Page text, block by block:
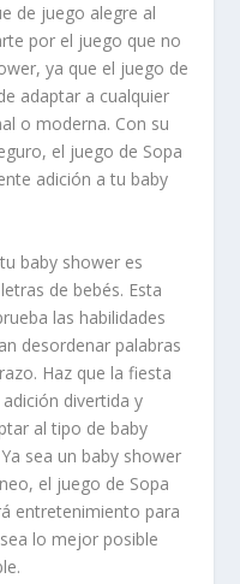
de juego alegre al
por el juego que no
ya que el juego de
adaptar a cualquier
o moderna. Con su
el juego de Sopa
adición a tu baby
baby shower es
de bebés. Esta
las habilidades
desordenar palabras
Haz que la fiesta
divertida y
al tipo de baby
sea un baby shower
el juego de Sopa
entretenimiento para
lo mejor posible